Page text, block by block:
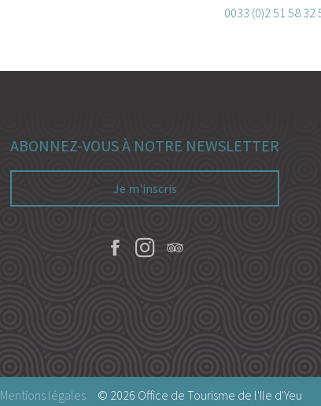
0033 (0)2 51 58 32
ABONNEZ-VOUS À NOTRE NEWSLETTER
Je m'inscris
Mentions légales © 2026 Office de Tourisme de l'Ile d'Yeu